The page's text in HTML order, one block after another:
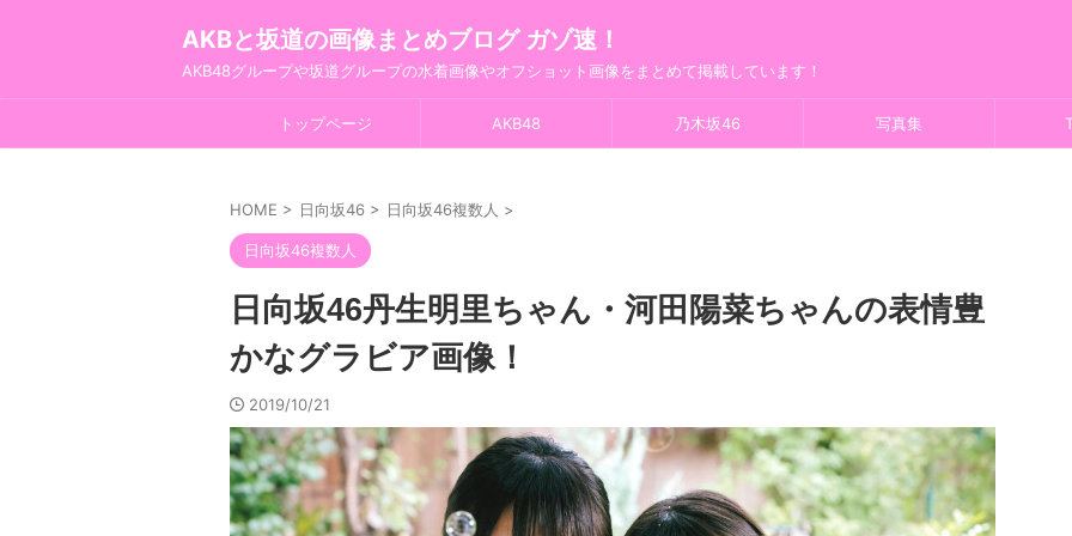
AKBと坂道の画像まとめブログ ガゾ速！
AKB48グループや坂道グループの水着画像やオフショット画像をまとめて掲載しています！
トップページ AKB48 乃木坂46 写真集
HOME > 日向坂46 > 日向坂46複数人 >
日向坂46複数人
日向坂46丹生明里ちゃん・河田陽菜ちゃんの表情豊
かなグラビア画像！
2019/10/21